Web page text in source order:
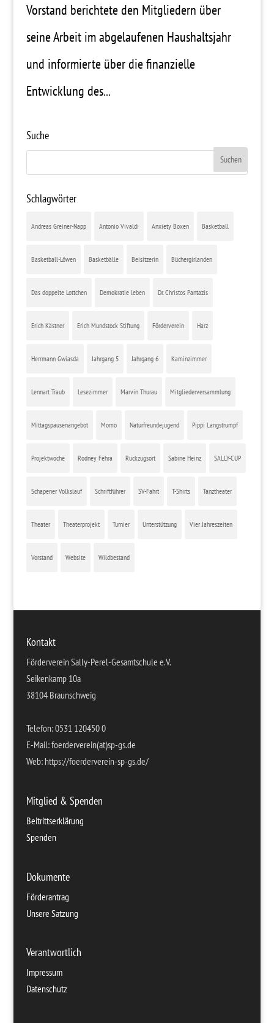
Vorstand berichtete den Mitgliedern über
seine Arbeit im abgelaufenen Haushaltsjahr
und informierte über die finanzielle
Entwicklung des...
Suche
Schlagwörter
Andreas Greiner-Napp Antonio Vivaldi Anxiety Boxen Basketball
Basketball-Löwen Basketbälle Beisitzerin Büchergirlanden
Das doppelte Lottchen Demokratie leben Dr. Christos Pantazis
Erich Kästner Erich Mundstock Stiftung Förderverein Harz
Herrmann Gwiasda Jahrgang 5 Jahrgang 6 Kaminzimmer
Lennart Traub Lesezimmer Marvin Thurau Mitgliederversammlung
Mittagspausenangebot Momo Naturfreundejugend Pippi Langstrumpf
Projektwoche Rodney Fehra Rückzugsort Sabine Heinz SALLY-CUP
Schapener Volkslauf Schriftführer SV-Fahrt T-Shirts Tanztheater
Theater Theaterprojekt Turnier Unterstützung Vier Jahreszeiten
Vorstand Website Wildbestand
Kontakt
Förderverein Sally-Perel-Gesamtschule e.V.
Seikenkamp 10a
38104 Braunschweig
Telefon: 0531 120450 0
E-Mail: foerderverein(at)sp-gs.de
Web: https://foerderverein-sp-gs.de/
Mitglied & Spenden
Beitrittserklärung
Spenden
Dokumente
Förderantrag
Unsere Satzung
Verantwortlich
Impressum
Datenschutz